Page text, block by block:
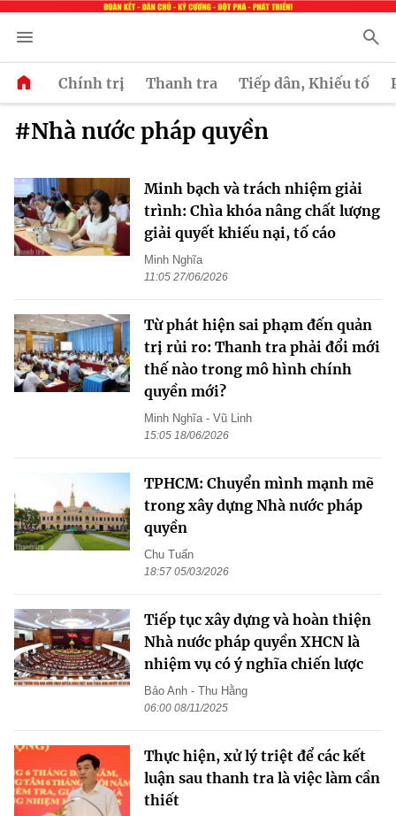
Chính trị Thanh tra Tiếp dân, Khiếu tố
#Nhà nước pháp quyền
Minh bạch và trách nhiệm giải
trình: Chìa khóa nâng chất lượng
giải quyết khiếu nại, tố cáo
Minh Nghĩa
11:05 27/06/2026
Từ phát hiện sai phạm đến quản
trị rủi ro: Thanh tra phải đổi mới
thế nào trong mô hình chính
quyền mới?
Minh Nghĩa - Vũ Linh
15:05 18/06/2026
TPHCM: Chuyển mình mạnh mẽ
trong xây dựng Nhà nước pháp
quyền
Chu Tuấn
18:57 05/03/2026
Tiếp tục xây dựng và hoàn thiện
Nhà nước pháp quyền XHCN là
nhiệm vụ có ý nghĩa chiến lược
Bảo Anh - Thu Hằng
06:00 08/11/2025
Thực hiện, xử lý triệt để các kết
luận sau thanh tra là việc làm cần
thiết